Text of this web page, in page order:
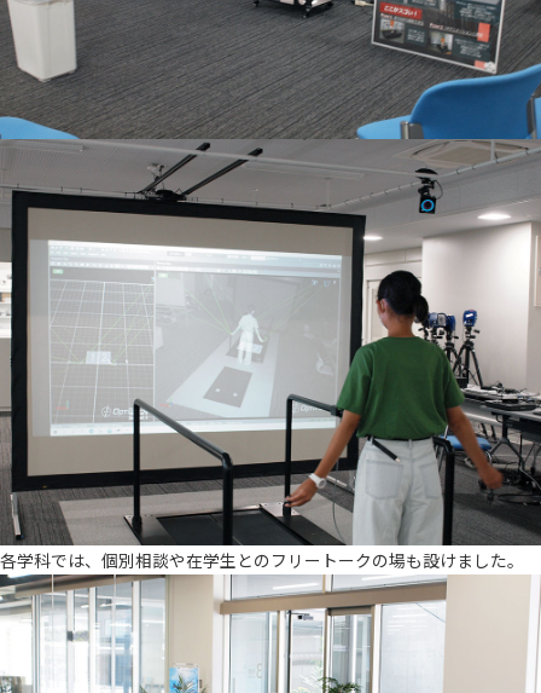
各学科では、個別相談や在学生とのフリートークの場も設けました。